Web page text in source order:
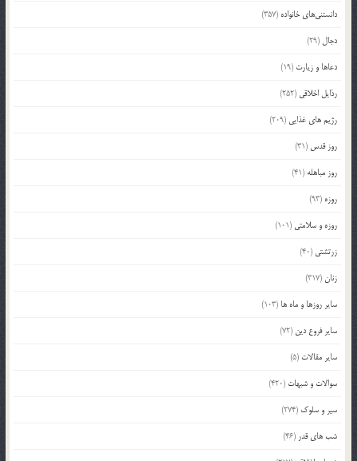
دانستنی‌های خانواده (357)
دجال (29)
دعاها و زیارت (19)
رذایل اخلاقی (252)
رژیم های غذایی (209)
روز قدس (31)
روز مباهله (41)
روزه (93)
روزه و سلامتی (101)
زرتشتی (40)
زنان(317)
سایر روزها و ماه ها (103)
سایر فروع دین (72)
سایر مقالات (5)
سوالات و شبهات (420)
سیر و سلوک (274)
شب های قدر (46)